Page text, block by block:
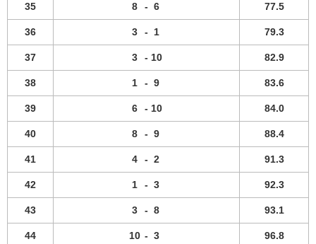
35 8 - 6 77.5
36 3 - 1 79.3
37 3 - 10 82.9
38 1 - 9 83.6
39 6 - 10 84.0
40 8 - 9 88.4
41 4 - 2 91.3
42 1 - 3 92.3
43 3 - 8 93.1
44 10 - 3 96.8